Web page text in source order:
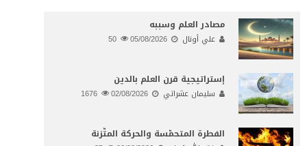
مصادر العلم وسببه
علي أونال 05/08/2026
إستراتيجية قرن العلم بالدين
سليمان عشراتي 02/08/2026
الفطرة المتحمّسة والحركة المتّزنة